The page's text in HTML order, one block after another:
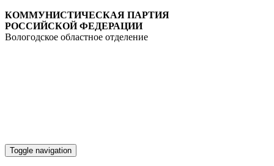
КОММУНИСТИЧЕСКАЯ ПАРТИЯ
РОССИЙСКОЙ ФЕДЕРАЦИИ
Вологодское областное отделение
Toggle navigation